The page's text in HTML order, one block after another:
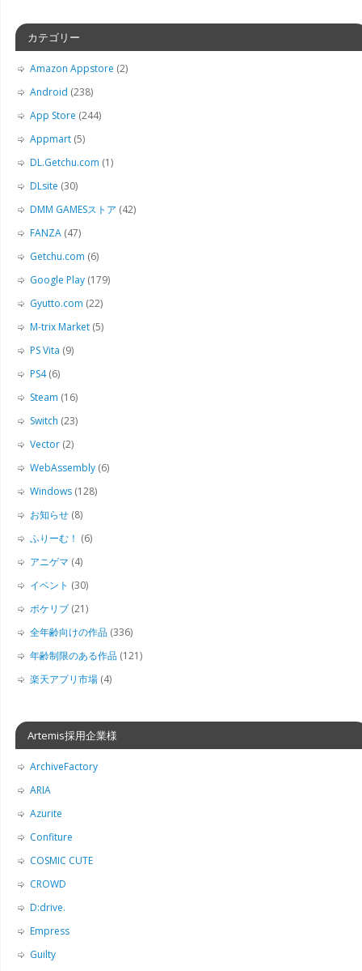
カテゴリー
Amazon Appstore (2)
Android (238)
App Store (244)
Appmart (5)
DL.Getchu.com (1)
DLsite (30)
DMM GAMESストア (42)
FANZA (47)
Getchu.com (6)
Google Play (179)
Gyutto.com (22)
M-trix Market (5)
PS Vita (9)
PS4(6)
Steam (16)
Switch (23)
Vector (2)
WebAssembly (6)
Windows (128)
お知らせ (8)
ふりーむ！ (6)
アニゲマ (4)
イベント (30)
ポケリブ (21)
全年齢向けの作品 (336)
年齢制限のある作品 (121)
楽天アプリ市場 (4)
Artemis採用企業様
ArchiveFactory
ARIA
Azurite
Confiture
COSMIC CUTE
CROWD
D:drive.
Empress
Guilty